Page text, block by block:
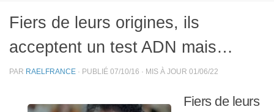
Fiers de leurs origines, ils
acceptent un test ADN mais…
PAR RAELFRANCE · PUBLIÉ 07/10/16 · MIS À JOUR 01/06/22
Fiers de leurs